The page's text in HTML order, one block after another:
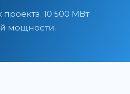
10 500 МВт
мощности.